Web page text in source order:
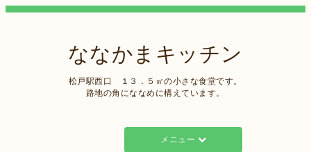
ななかまキッチン
松戸駅西口 １３．５㎡の小さな食堂です。
路地の角にななめに構えています。
メニュー